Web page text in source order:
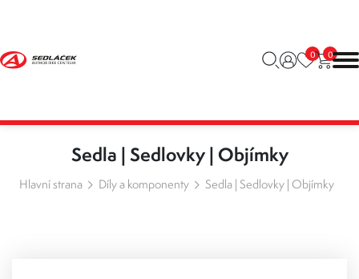
0 0
Sedla | Sedlovky | Objímky
Hlavní strana Díly a komponenty Sedla | Sedlovky | Objímky